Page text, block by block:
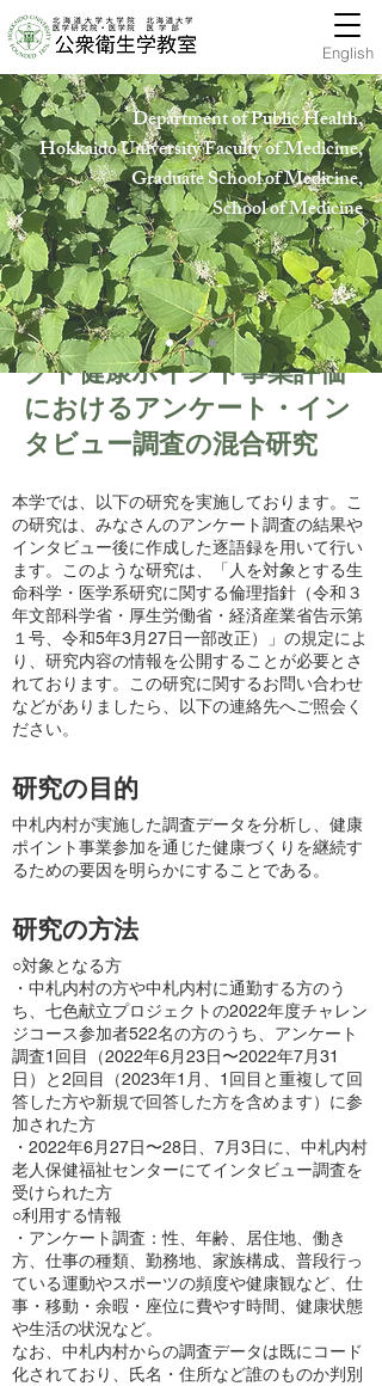
English
Department of Public Health,
Hokkaido University Faculty of Medicine,
Graduate School of Medicine,
School of Medicine
中札内村七色献立プロジェ
クト健康ポイント事業評価
におけるアンケート・イン
タビュー調査の混合研究
本学では、以下の研究を実施しております。こ
の研究は、みなさんのアンケート調査の結果や
インタビュー後に作成した逐語録を用いて行い
ます。このような研究は、「人を対象とする生
命科学・医学系研究に関する倫理指針（令和３
年文部科学省・厚生労働省・経済産業省告示第
１号、令和5年3月27日一部改正）」の規定によ
り、研究内容の情報を公開することが必要とさ
れております。この研究に関するお問い合わせ
などがありましたら、以下の連絡先へご照会く
ださい。
研究の目的
中札内村が実施した調査データを分析し、健康
ポイント事業参加を通じた健康づくりを継続す
るための要因を明らかにすることである。
研究の方法
○対象となる方
・中札内村の方や中札内村に通勤する方のう
ち、七色献立プロジェクトの2022年度チャレン
ジコース参加者522名の方のうち、アンケート
調査1回目（2022年6月23日〜2022年7月31
日）と2回目（2023年1月、1回目と重複して回
答した方や新規で回答した方を含めます）に参
加された方
・2022年6月27日〜28日、7月3日に、中札内村
老人保健福祉センターにてインタビュー調査を
受けられた方
○利用する情報
・アンケート調査：性、年齢、居住地、働き
方、仕事の種類、勤務地、家族構成、普段行っ
ている運動やスポーツの頻度や健康観など、仕
事・移動・余暇・座位に費やす時間、健康状態
や生活の状況など。
なお、中札内村からの調査データは既にコード
化されており、氏名・住所など誰のものか判別